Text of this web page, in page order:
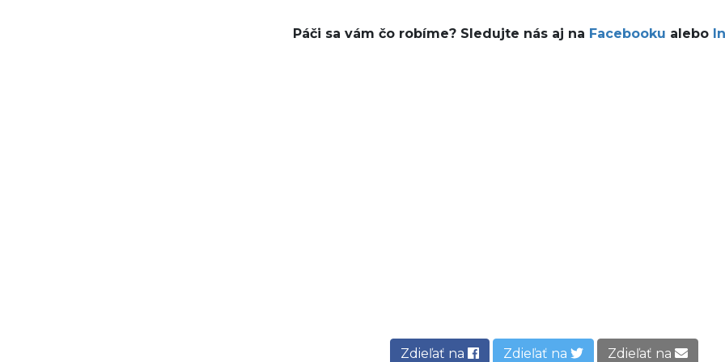
Páči sa vám čo robíme? Sledujte nás aj na Facebooku alebo
Zdieľať na Zdieľať na Zdieľať na